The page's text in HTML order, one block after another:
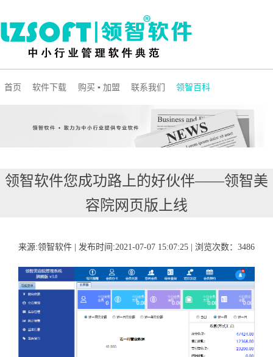
首页 软件下载 购买 ▪ 加盟 联系我们 领智百科
领智软件您成功路上的好伙伴——领智美
容院网页版上线
来源:领智软件 | 发布时间:2021-07-07 15:07:25 | 浏览次数：3486